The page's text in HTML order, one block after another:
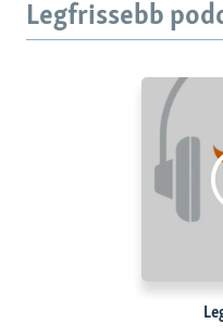
Legfrissebb